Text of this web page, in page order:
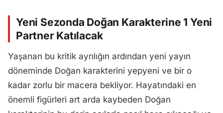
Yeni Sezonda Doğan Karakterine 1 Yeni
Partner Katılacak
Yaşanan bu kritik ayrılığın ardından yeni yayın
döneminde Doğan karakterini yepyeni ve bir o
kadar zorlu bir macera bekliyor. Hayatındaki en
önemli figürleri art arda kaybeden Doğan